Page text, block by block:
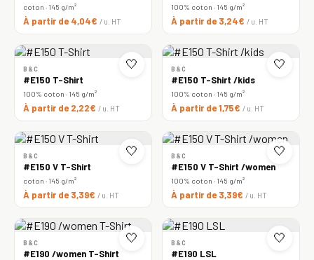
coton · 145 g/m²
À partir de 4,04€ / u. HT
100% coton · 145 g/m²
À partir de 3,24€ / u. HT
🤍
B&C
#E150 T-Shirt
100% coton · 145 g/m²
À partir de 2,22€ / u. HT
🤍
B&C
#E150 T-Shirt /kids
100% coton · 145 g/m²
À partir de 1,75€ / u. HT
🤍
B&C
#E150 V T-Shirt
coton · 145 g/m²
À partir de 3,39€ / u. HT
🤍
B&C
#E150 V T-Shirt /women
100% coton · 145 g/m²
À partir de 3,39€ / u. HT
🤍
B&C
#E190 /women T-Shirt
🤍
B&C
#E190 LSL